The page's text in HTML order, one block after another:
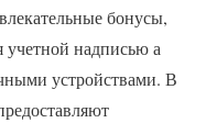
бонусы,
надписью а
устройствами. В